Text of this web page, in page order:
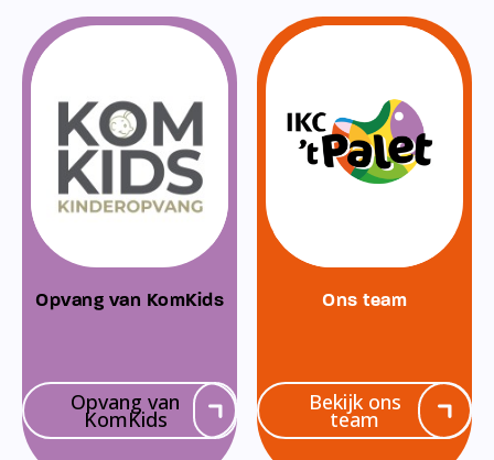
Opvang van KomKids
Opvang van
KomKids
Ons team
Bekijk ons
team